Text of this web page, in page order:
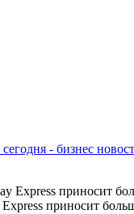
- бизнес
приносит